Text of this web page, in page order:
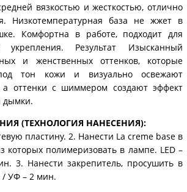
вязкостью и жесткостью, отлично
Низкотемпературная база не жжет в
Комфортна в работе, подходит для
Результат Изысканный
и женственных оттенков, которые
тон кожи и визуально освежают
оттенки с шиммером создают эффект
дымки.
(ТЕХНОЛОГИЯ НАНЕСЕНИЯ):
пластину. 2. Нанести La creme base в
которых полимеризовать в лампе. LED –
3. Нанести закрепитель, просушить в
/ УФ – 2 мин.